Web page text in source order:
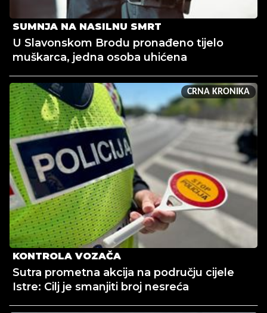
SUMNJA NA NASILNU SMRT
U Slavonskom Brodu pronađeno tijelo
muškarca, jedna osoba uhićena
CRNA KRONIKA
KONTROLA VOZAČA
Sutra prometna akcija na području cijele
Istre: Cilj je smanjiti broj nesreća